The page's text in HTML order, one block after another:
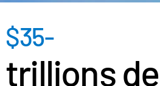
$35-
trillions de